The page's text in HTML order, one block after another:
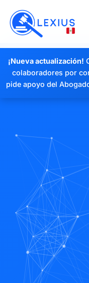
¡Nueva actualización!
colaboradores por
pide apoyo del